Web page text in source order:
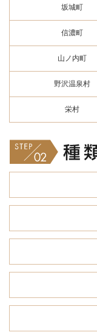
坂城町
信濃町
山ノ内町
野沢温泉村
栄村